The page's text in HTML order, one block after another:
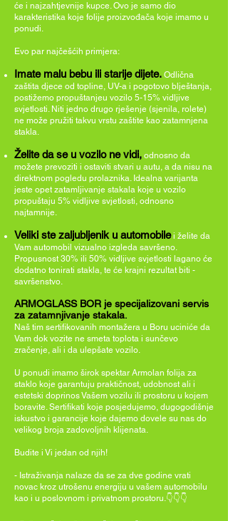
će i najzahtjevnije kupce. Ovo je samo dio
karakteristika koje folije proizvođača koje imamo u
ponudi.
Evo par najčešćih primjera:
Imate malu bebu ili starije dijete. Odlična
zaštita djece od topline, UV-a i pogotovo blještanja,
postižemo propuštanjeu vozilo 5-15% vidljive
svjetlosti. Niti jedno drugo rješenje (sjenila, rolete)
ne može pružiti takvu vrstu zaštite kao zatamnjena
stakla.
Želite da se u vozilo ne vidi, odnosno da
možete prevoziti i ostaviti stvari u autu, a da nisu na
direktnom pogledu prolaznika. Idealna varijanta
jeste opet zatamljivanje stakala koje u vozilo
propuštaju 5% vidljive svjetlosti, odnosno
najtamnije.
Veliki ste zaljubljenik u automobilei želite da
Vam automobil vizualno izgleda savršeno.
Propusnost 30% ili 50% vidljive svjetlosti lagano će
dodatno tonirati stakla, te će krajni rezultat biti -
savršenstvo.
ARMOGLASS BOR je specijalizovani servis
za zatamnjivanje stakala.
Naš tim sertifikovanih montažera u Boru uciniće da
Vam dok vozite ne smeta toplota i sunčevo
zračenje, ali i da ulepšate vozilo.
U ponudi imamo širok spektar Armolan folija za
staklo koje garantuju praktičnost, udobnost ali i
estetski doprinos Vašem vozilu ili prostoru u kojem
boravite. Sertifikati koje posjedujemo, dugogodišnje
iskustvo i garancije koje dajemo dovele su nas do
velikog broja zadovoljnih klijenata.
Budite i Vi jedan od njih!
- Istraživanja nalaze da se za dve godine vrati
novac kroz utrošenu energiju u vašem automobilu
kao i u poslovnom i privatnom prostoru.👇👇👇